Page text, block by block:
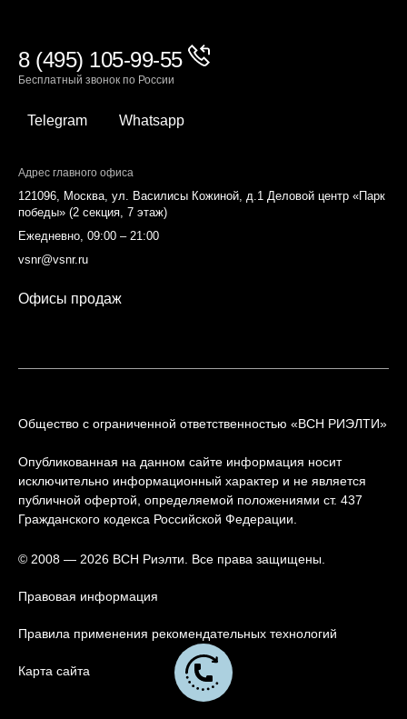
8 (495) 105-99-55
Бесплатный звонок по России
Telegram Whatsapp
Адрес главного офиса
121096, Москва, ул. Василисы Кожиной, д.1 Деловой центр «Парк
победы» (2 секция, 7 этаж)
Ежедневно, 09:00 – 21:00
vsnr@vsnr.ru
Офисы продаж
Общество с ограниченной ответственностью «ВСН РИЭЛТИ»
Опубликованная на данном сайте информация носит
исключительно информационный характер и не является
публичной офертой, определяемой положениями ст. 437
Гражданского кодекса Российской Федерации.
© 2008 — 2026 ВСН Риэлти. Все права защищены.
Правовая информация
Правила применения рекомендательных технологий
Карта сайта